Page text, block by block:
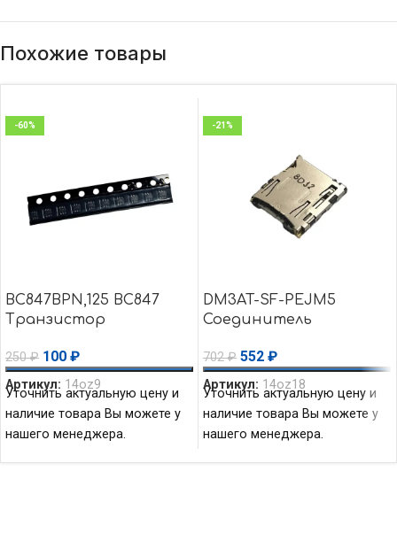
Похожие товары
-60%
BC847BPN,125 BC847
Транзистор
100MHz 300mW
250₽ 100 ₽
Артикул: 14oz9
Уточнить актуальную цену и
наличие товара Вы можете у
нашего менеджера.
-21%
DM3AT-SF-PEJM5
Соединитель
памяти 125V Hirose
Connector
702₽ 552 ₽
Артикул: 14oz18
Уточнить актуальную цену и
наличие товара Вы можете у
нашего менеджера.